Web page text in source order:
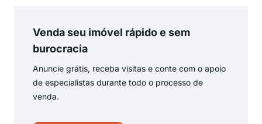
Venda seu imóvel rápido e sem
burocracia
Anuncie grátis, receba visitas e conte com o apoio
de especialistas durante todo o processo de
venda.